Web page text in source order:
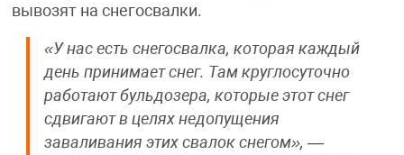
вывозят на снегосвалки.
«У нас есть снегосвалка, которая каждый
день принимает снег. Там круглосуточно
работают бульдозера, которые этот снег
сдвигают в целях недопущения
заваливания этих свалок снегом», —